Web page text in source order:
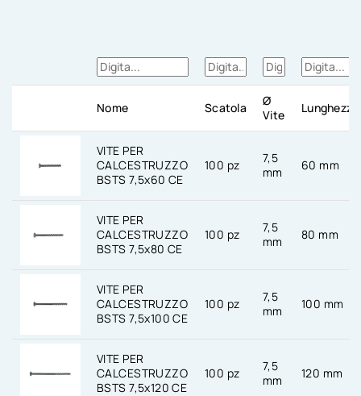
Nome Scatola
Ø
Vite
Lunghezza
VITE PER
CALCESTRUZZO
BSTS 7,5x60 CE
100 pz
7,5
mm
60 mm
VITE PER
CALCESTRUZZO
BSTS 7,5x80 CE
100 pz
7,5
mm
80 mm
VITE PER
CALCESTRUZZO
BSTS 7,5x100 CE
100 pz
7,5
mm
100 mm
VITE PER
CALCESTRUZZO
BSTS 7,5x120 CE
100 pz
7,5
mm
120 mm